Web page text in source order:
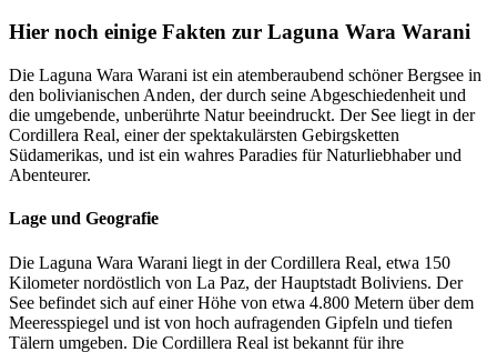
Hier noch einige Fakten zur Laguna Wara Warani
Die Laguna Wara Warani ist ein atemberaubend schöner Bergsee in
den bolivianischen Anden, der durch seine Abgeschiedenheit und
die umgebende, unberührte Natur beeindruckt. Der See liegt in der
Cordillera Real, einer der spektakulärsten Gebirgsketten
Südamerikas, und ist ein wahres Paradies für Naturliebhaber und
Abenteurer.
Lage und Geografie
Die Laguna Wara Warani liegt in der Cordillera Real, etwa 150
Kilometer nordöstlich von La Paz, der Hauptstadt Boliviens. Der
See befindet sich auf einer Höhe von etwa 4.800 Metern über dem
Meeresspiegel und ist von hoch aufragenden Gipfeln und tiefen
Tälern umgeben. Die Cordillera Real ist bekannt für ihre